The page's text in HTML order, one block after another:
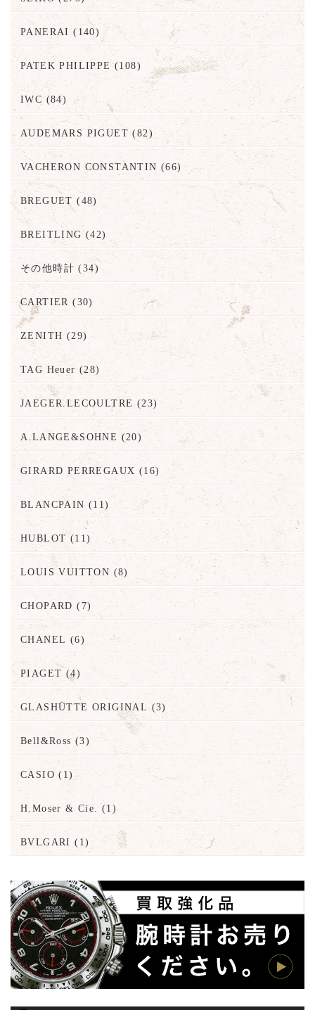
PANERAI (140)
PATEK PHILIPPE(108)
IWC(84)
AUDEMARS PIGUET (82)
VACHERON CONSTANTIN (66)
BREGUET (48)
BREITLING (42)
その他時計 (34)
CARTIER (30)
ZENITH(29)
TAG Heuer(28)
JAEGER.LECOULTRE (23)
A.LANGE&SOHNE (20)
GIRARD PERREGAUX (16)
BLANCPAIN(11)
HUBLOT (11)
LOUIS VUITTON (8)
CHOPARD (7)
CHANEL (6)
PIAGET(4)
GLASHÜTTE ORIGINAL(3)
Bell&Ross(3)
CASIO (1)
H.Moser & Cie.(1)
BVLGARI (1)